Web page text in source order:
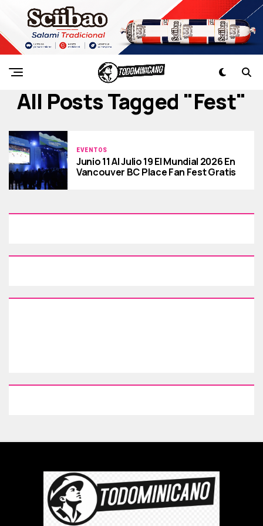
All Posts Tagged "fest"
EVENTOS
Junio 11 Al Julio 19 El Mundial 2026 En
Vancouver BC Place Fan Fest Gratis